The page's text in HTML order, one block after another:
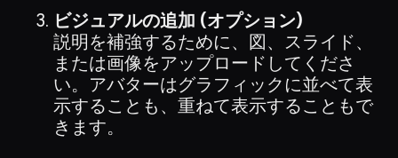
ビジュアルの追加 (オプション)
説明を補強するために、図、スライド、
または画像をアップロードしてくださ
い。アバターはグラフィックに並べて表
示することも、重ねて表示することもで
きます。